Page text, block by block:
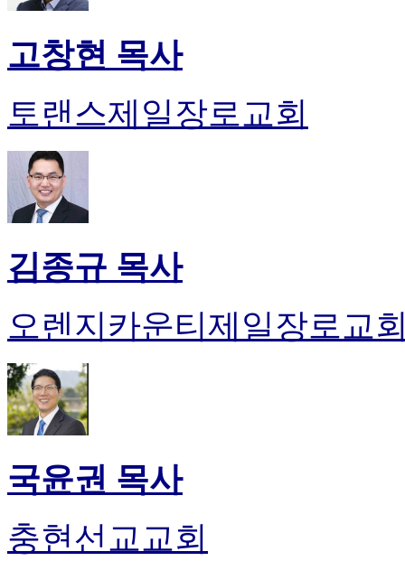
고창현 목사
토랜스제일장로교회
김종규 목사
오렌지카운티제일장로교
국윤권 목사
충현선교교회